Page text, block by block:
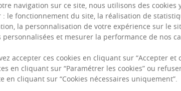
Puissant
Complexité
Epicé
Fruité
navigation sur ce site, nous utilisons des cookies
: le fonctionnement du site, la réalisation de
la personnalisation de votre expérience sur le
personnalisées et mesurer la performance de nos
accepter ces cookies en cliquant sur “Accepter et
en cliquant sur “Paramétrer les cookies” ou
en cliquant sur “Cookies nécessaires uniquement”.